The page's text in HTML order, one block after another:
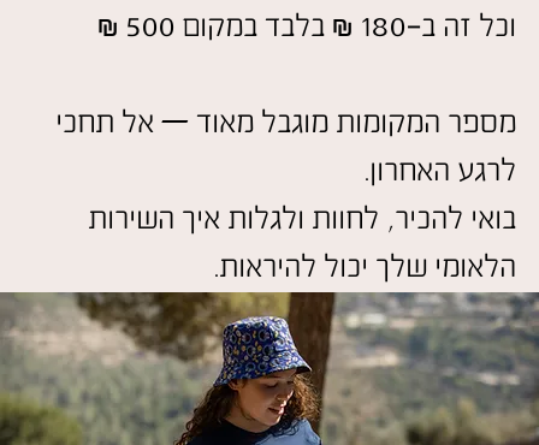
וכל זה ב-180 ₪ בלבד במקום 500 ₪
מספר המקומות מוגבל מאוד — אל תחכי
לרגע האחרון.
בואי להכיר, לחוות ולגלות איך השירות
הלאומי שלך יכול להיראות.